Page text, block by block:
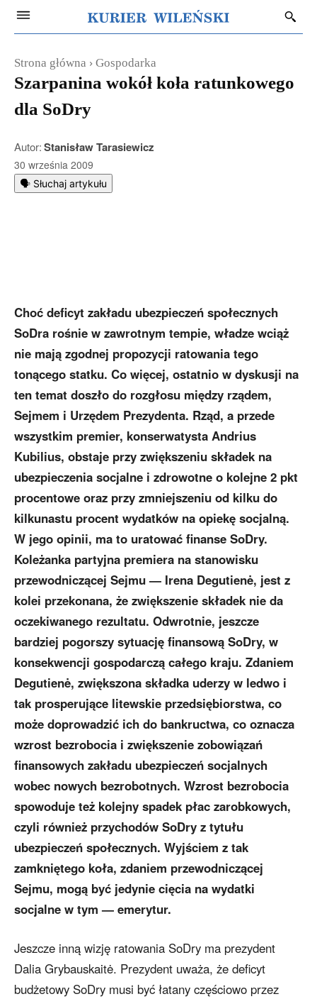
Strona główna Gospodarka
Szarpanina wokół koła ratunkowego
dla SoDry
Autor:Stanisław Tarasiewicz
30 września 2009
🗣️ Słuchaj artykułu
Choć deficyt zakładu ubezpieczeń społecznych
SoDra rośnie w zawrotnym tempie, władze wciąż
nie mają zgodnej propozycji ratowania tego
tonącego statku. Co więcej, ostatnio w dyskusji na
ten temat doszło do rozgłosu między rządem,
Sejmem i Urzędem Prezydenta. Rząd, a przede
wszystkim premier, konserwatysta Andrius
Kubilius, obstaje przy zwiększeniu składek na
ubezpieczenia socjalne i zdrowotne o kolejne 2 pkt
procentowe oraz przy zmniejszeniu od kilku do
kilkunastu procent wydatków na opiekę socjalną.
W jego opinii, ma to uratować finanse SoDry.
Koleżanka partyjna premiera na stanowisku
przewodniczącej Sejmu — Irena Degutienė, jest z
kolei przekonana, że zwiększenie składek nie da
oczekiwanego rezultatu. Odwrotnie, jeszcze
bardziej pogorszy sytuację finansową SoDry, w
konsekwencji gospodarczą całego kraju. Zdaniem
Degutienė, zwiększona składka uderzy w ledwo i
tak prosperujące litewskie przedsiębiorstwa, co
może doprowadzić ich do bankructwa, co oznacza
wzrost bezrobocia i zwiększenie zobowiązań
finansowych zakładu ubezpieczeń socjalnych
wobec nowych bezrobotnych. Wzrost bezrobocia
spowoduje też kolejny spadek płac zarobkowych,
czyli również przychodów SoDry z tytułu
ubezpieczeń społecznych. Wyjściem z tak
zamkniętego koła, zdaniem przewodniczącej
Sejmu, mogą być jedynie cięcia na wydatki
socjalne w tym — emerytur.
Jeszcze inną wizję ratowania SoDry ma prezydent
Dalia Grybauskaitė. Prezydent uważa, że deficyt
budżetowy SoDry musi być łatany częściowo przez